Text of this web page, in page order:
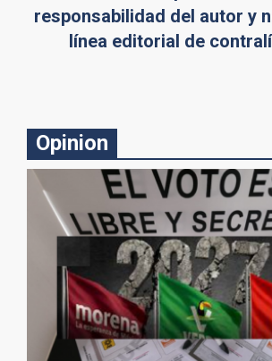
responsabilidad del autor y
línea editorial de
Opinion